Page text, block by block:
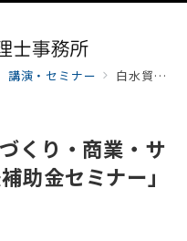
講演・セミナー 白水貿易(株)様「ものづくり・商業・サービス経営力向上支援補助金セミナー」
くり・商業・サ
助金セミナー」